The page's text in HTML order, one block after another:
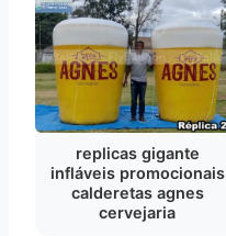
replicas gigante
infláveis promocionais
calderetas agnes
cervejaria